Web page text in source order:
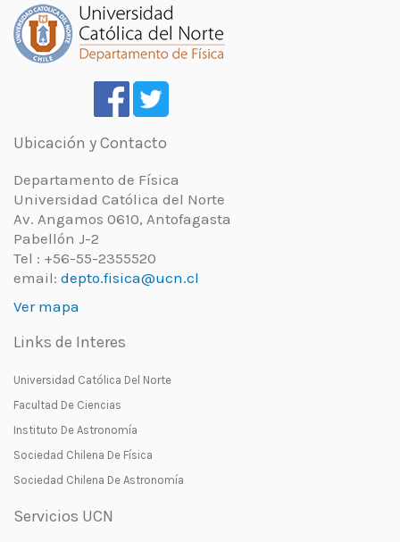
Ubicación y Contacto
Departamento de Física
Universidad Católica del Norte
Av. Angamos 0610, Antofagasta
Pabellón J-2
Tel : +56-55-2355520
email: depto.fisica@ucn.cl
Ver mapa
Links de Interes
Universidad Católica Del Norte
Facultad De Ciencias
Instituto De Astronomía
Sociedad Chilena De Física
Sociedad Chilena De Astronomía
Servicios UCN